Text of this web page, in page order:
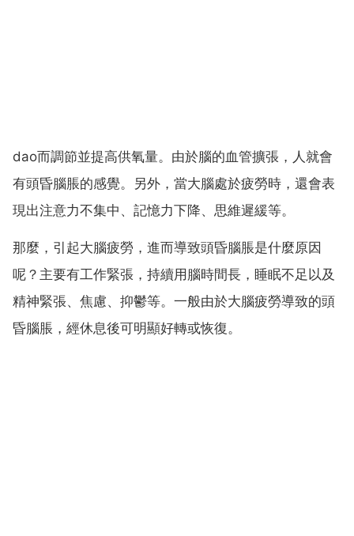
dao而調節並提高供氧量。由於腦的血管擴張，人就會
有頭昏腦脹的感覺。另外，當大腦處於疲勞時，還會表
現出注意力不集中、記憶力下降、思維遲緩等。
那麼，引起大腦疲勞，進而導致頭昏腦脹是什麼原因
呢？主要有工作緊張，持續用腦時間長，睡眠不足以及
精神緊張、焦慮、抑鬱等。一般由於大腦疲勞導致的頭
昏腦脹，經休息後可明顯好轉或恢復。